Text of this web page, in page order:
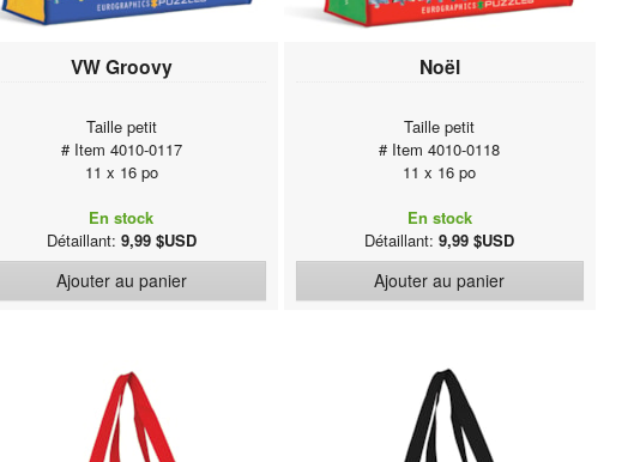
VW Groovy
Taille petit
# Item 4010-0117
11 x 16 po
En stock
Détaillant: 9,99 $USD
Ajouter au panier
Noël
Taille petit
# Item 4010-0118
11 x 16 po
En stock
Détaillant:9,99 $USD
Ajouter au panier